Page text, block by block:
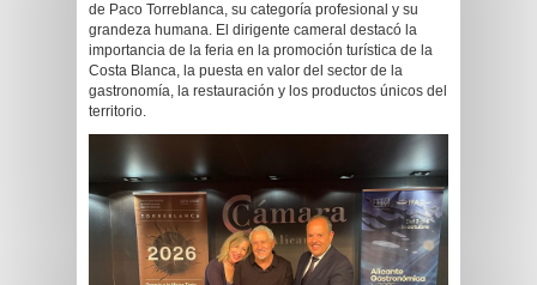
de Paco Torreblanca, su categoría profesional y su
grandeza humana. El dirigente cameral destacó la
importancia de la feria en la promoción turística de la
Costa Blanca, la puesta en valor del sector de la
gastronomía, la restauración y los productos únicos del
territorio.